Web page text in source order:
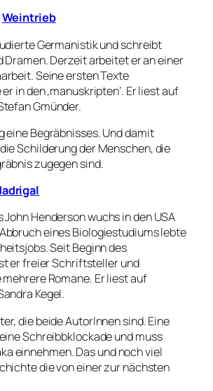
Weintrieb
Germanistik und schreibt
Dramen. Derzeit arbeitet er an einer
Seine ersten Texte
in den ‚manuskripten‘. Er liest auf
Gmünder.
eine Begräbnisses. Und damit
Schilderung der Menschen, die
zugegen sind.
John Henderson wuchs in den USA
eines Biologiestudiums lebte
Seit Beginn des
er freier Schriftsteller und
Romane. Er liest auf
Kegel.
die beide AutorInnen sind. Eine
Schreibbklockade und muss
einnehmen. Das und noch viel
die von einer zur nächsten